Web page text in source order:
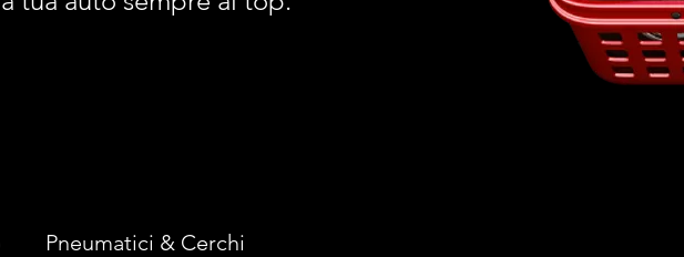
Pneumatici & Cerchi